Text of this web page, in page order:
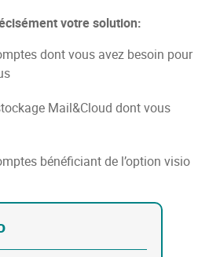
votre solution:
dont vous avez besoin pour
Mail&Cloud dont vous
bénéficiant de l’option visio